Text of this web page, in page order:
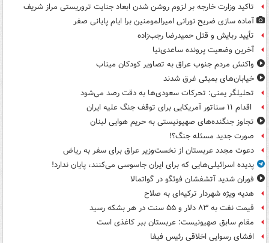
تاکید وزارت خارجه بر لزوم روشن شدن ابعاد جنایت تروریستی مراز شریف
آماده سازی ضریح نورانی امیرالمومنین برا ایام پایانی صفر
تأیید ربایش و قتل حمیدرضا رجب‌زاده
آخرین وضعیت پرونده ساعدی‌نیا
واکنش مردم جنوب عراق به تصاویر کودکان میناب
خیابان‌های بمبئی غرق شدند
تحلیلگر یمنی: تحرکات سعودی‌ها به دقت رصد می‌شود
اقدام ۱۱ سناتور آمریکایی برای توقف جنگ علیه ایران
تجاوز جنگنده‌های صهیونیستی به حریم هوایی لبنان
صورت جدید مسئله جنگ؟!
دعوت مجدد عربستان از نخست‌وزیر عراق برای سفر به ریاض
پدیده اسرائیلی‌هایی که برای ایران جاسوسی می‌کنند، پایان ندارد!
فوران شدید آتشفشان فوئگو در گواتمالا
هدیه ویژه شهردار ترکیه‌ای به صلاح
قیمت نفت به ۸۳ دلار و ۵۵ سنت در هر بشکه رسید
مقام سابق صهیونیست: عربستان ببر کاغذی است
افشای رسوایی اخلاقی رئیس فیفا